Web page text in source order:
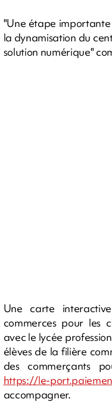
"Une étape
la dynamisation du
solution numérique"
Une carte
commerces pour les
avec le lycée
élèves de la filière
des commerçants
https://le-
accompagner.